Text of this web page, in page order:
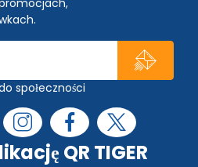
społeczności
QR TIGER